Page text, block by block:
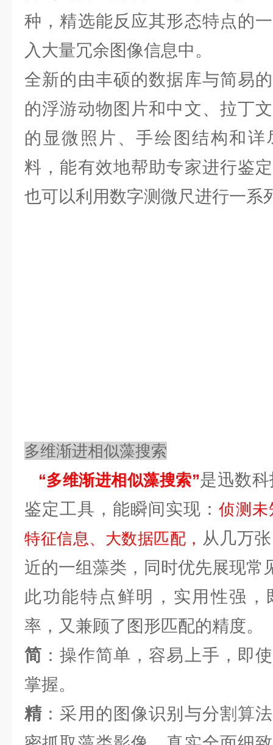
种，精选能反应其形态特点的
入大量冗余图像信息中。
全新的由丰硕的数据库与简易
的浮游动物图片和中文、拉丁
的显微照片、手绘图结构和
料，能有效地帮助专家进行鉴
也可以利用数字测微尺进行一系
多维渐进相似藻搜索
“多维渐进相似藻搜索”是迅数
鉴定工具，能瞬间实现：侦测未
特征信息、大数据匹配 ， 从几万
近的一组藻类，同时优先展现常
此功能特点鲜明，实用性强
率，又兼顾了图形匹配的精度。
简 ：操作简单，容易上手，即
掌握。
精 ：采用的图像识别与分割算